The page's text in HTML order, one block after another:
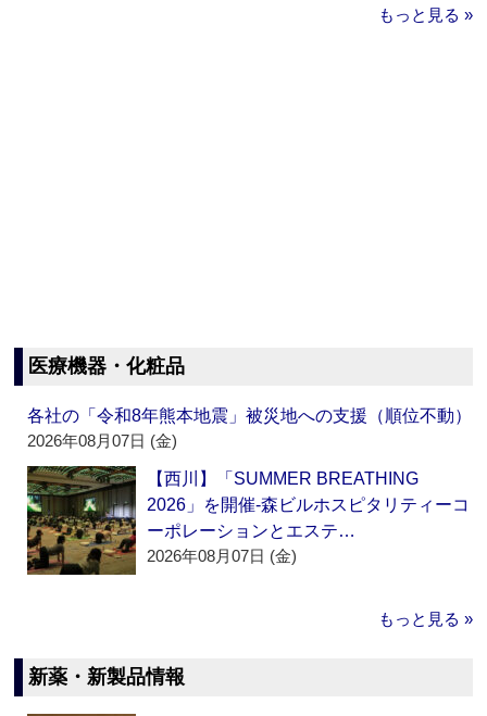
もっと見る »
医療機器・化粧品
各社の「令和8年熊本地震」被災地への支援（順位不動）
2026年08月07日 (金)
【西川】「SUMMER BREATHING
2026」を開催‐森ビルホスピタリティーコ
ーポレーションとエステ…
2026年08月07日 (金)
もっと見る »
新薬・新製品情報